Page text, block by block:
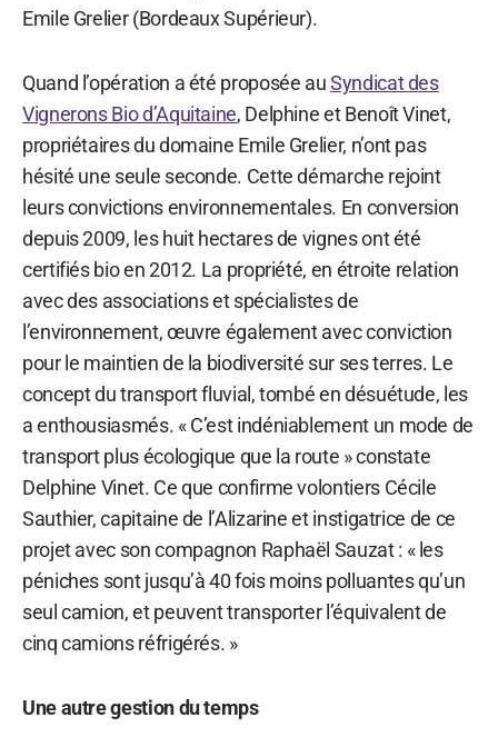
Emile Grelier (Bordeaux Supérieur).
Quand l’opération a été proposée auSyndicat des
Vignerons Bio d’Aquitaine, Delphine et Benoît Vinet,
propriétaires du domaine Emile Grelier, n’ont pas
hésité une seule seconde. Cette démarche rejoint
leurs convictions environnementales. En conversion
depuis 2009, les huit hectares de vignes ont été
certifiés bio en 2012. La propriété, en étroite relation
avec des associations et spécialistes de
l’environnement, œuvre également avec conviction
pour le maintien de la biodiversité sur ses terres. Le
concept du transport fluvial, tombé en désuétude, les
a enthousiasmés. « C’est indéniablement un mode de
transport plus écologique que la route » constate
Delphine Vinet. Ce que confirme volontiers Cécile
Sauthier, capitaine de l’Alizarine et instigatrice de ce
projet avec son compagnon Raphaël Sauzat : « les
péniches sont jusqu’à 40 fois moins polluantes qu’un
seul camion, et peuvent transporter l’équivalent de
cinq camions réfrigérés. »
Une autre gestion du temps